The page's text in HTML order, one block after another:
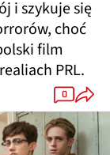
i szykuje się
choć
film
PRL.
0